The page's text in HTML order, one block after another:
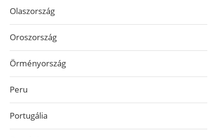
Olaszország
Oroszország
Örményország
Peru
Portugália